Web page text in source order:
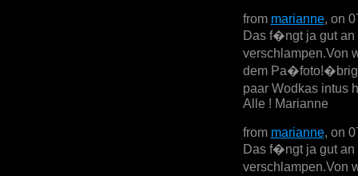
from marianne, on
Das f�ngt ja gut
verschlampen.Von
dem
paar Wodkas intus
Alle ! Marianne
from marianne, on
Das f�ngt ja gut
verschlampen.Von